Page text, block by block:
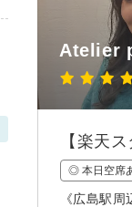
Atelier
【楽天
◎ 本日空席
《広島駅